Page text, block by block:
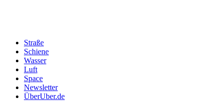
Straße
Schiene
Wasser
Luft
Space
Newsletter
ÜberUber.de